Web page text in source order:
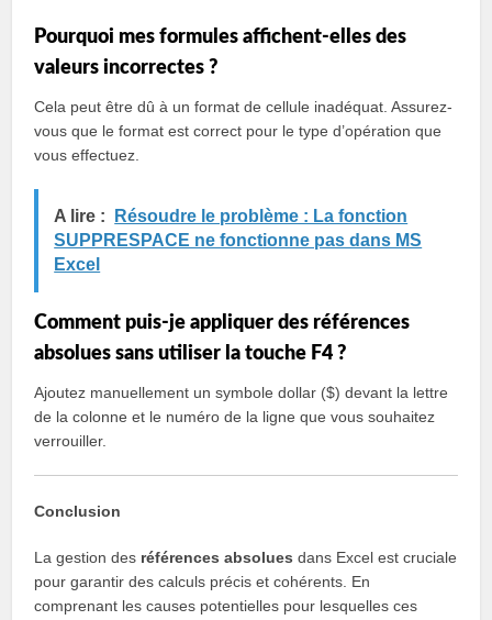
Pourquoi mes formules affichent-elles des
valeurs incorrectes ?
Cela peut être dû à un format de cellule inadéquat. Assurez-
vous que le format est correct pour le type d’opération que
vous effectuez.
A lire :
Résoudre le problème : La fonction
SUPPRESPACE ne fonctionne pas dans MS
Excel
Comment puis-je appliquer des références
absolues sans utiliser la touche F4 ?
Ajoutez manuellement un symbole dollar ($) devant la lettre
de la colonne et le numéro de la ligne que vous souhaitez
verrouiller.
Conclusion
La gestion des références absolues dans Excel est cruciale
pour garantir des calculs précis et cohérents. En
comprenant les causes potentielles pour lesquelles ces